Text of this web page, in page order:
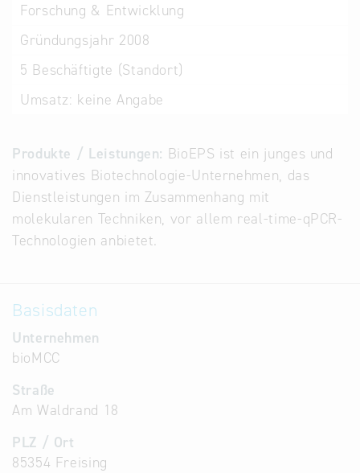
Datenbanken
aus
Österreich
und der
Forschung & Entwicklung
Gründungsjahr 2008
5 Beschäftigte (Standort)
Umsatz: keine Angabe
Produkte / Leistungen: BioEPS ist ein junges und
innovatives Biotechnologie-Unternehmen, das
Dienstleistungen im Zusammenhang mit
molekularen Techniken, vor allem real-time-qPCR-
Technologien anbietet.
Basisdaten
Unternehmen
bioMCC
Straße
Am Waldrand 18
PLZ / Ort
85354 Freising